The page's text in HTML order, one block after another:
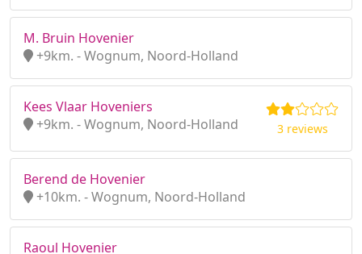
M. Bruin Hovenier
+9km. - Wognum, Noord-Holland
Kees Vlaar Hoveniers
+9km. - Wognum, Noord-Holland
3 reviews
Berend de Hovenier
+10km. - Wognum, Noord-Holland
Raoul Hovenier